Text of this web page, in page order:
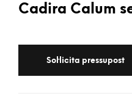
Cadira Calum